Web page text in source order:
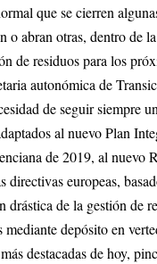
que se cierren
o abran otras, dentro de
de residuos para los
autonómica de
de seguir siempre
al nuevo Plan
de 2019, al nuevo
directivas europeas,
drástica de la gestión de
mediante depósito en
destacadas de hoy,